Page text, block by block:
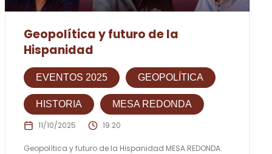
Geopolítica y futuro de la
Hispanidad
EVENTOS 2025 GEOPOLÍTICA
HISTORIA MESA REDONDA
11/10/2025 19:20
Geopolítica y futuro de la Hispanidad MESA REDONDA: